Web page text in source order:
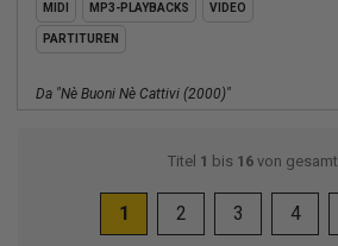
MIDI MP3-PLAYBACKS VIDEO
PARTITUREN
Da "nè Buoni Nè Cattivi (2000)"
Titel 1 bis 16von gesamt
1 2 3 4